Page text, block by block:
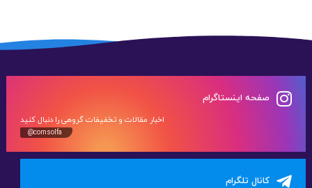
صفحه اینستاگرام
اخبار مقالات و تخفیفات گروهی را دنبال کنید
@comsolfa
کانال تلگرام